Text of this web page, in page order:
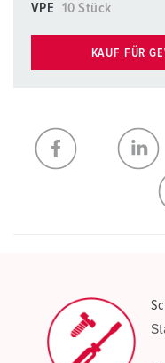
VPE
10 Stück
KAUF FÜR